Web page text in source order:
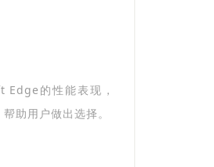
的性能表现，
助用户做出选择。